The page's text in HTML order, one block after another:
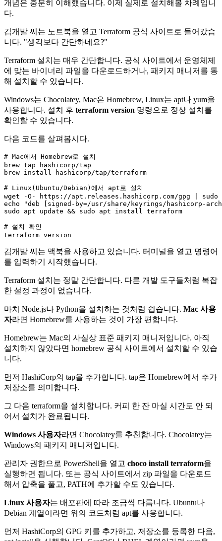
개념은 충분히 이해했습니다. 이제 실제로 설치해볼 차례입니
다.
김개발 씨는 노트북을 열고 Terraform 공식 사이트로 들어갔습
니다. "생각보다 간단하네요?"
Terraform 설치는 매우 간단합니다. 공식 사이트에서 운영체제
에 맞는 바이너리 파일을 다운로드하거나, 패키지 매니저를 통
해 설치할 수 있습니다.
Windows는 Chocolatey, Mac은 Homebrew, Linux는 apt나 yum을
사용합니다. 설치 후 terraform version 명령으로 정상 설치를
확인할 수 있습니다.
다음 코드를 살펴봅시다.
# Mac에서 Homebrew로 설치
brew tap hashicorp/tap
brew install hashicorp/tap/terraform
# Linux ( Ubuntu /Debian )에서 apt로 설치
wget -O-
https : //apt.releases.hashicorp.com/gpg |
echo
"deb [signed-by=/usr/share/keyrings/hashicorp-
sudo apt update && sudo apt install terraform
# 설치 확인
김개발 씨는 맥북을 사용하고 있습니다. 터미널을 열고 명령어
를 입력하기 시작했습니다.
Terraform 설치는 정말 간단합니다. 다른 개발 도구들처럼 복잡
한 설정 과정이 없습니다.
마치 Node.js나 Python을 설치하는 것처럼 쉽습니다. Mac 사용
자라면 Homebrew를 사용하는 것이 가장 편합니다.
Homebrew는 Mac의 사실상 표준 패키지 매니저입니다. 아직
설치하지 않았다면 homebrew 공식 사이트에서 설치할 수 있습
니다.
먼저 HashiCorp의 tap을 추가합니다. tap은 Homebrew에서 추가
저장소를 의미합니다.
그 다음 terraform을 설치합니다. 커피 한 잔 마실 시간도 안 되
어서 설치가 완료됩니다.
Windows 사용자라면 Chocolatey를 추천합니다. Chocolatey는
Windows의 패키지 매니저입니다.
관리자 권한으로 PowerShell을 열고 choco install terraform을
실행하면 됩니다. 또는 공식 사이트에서 zip 파일을 다운로드
해서 압축을 풀고, PATH에 추가할 수도 있습니다.
Linux 사용자는 배포판에 따라 조금씩 다릅니다. Ubuntu나
Debian 계열이라면 위의 코드처럼 apt를 사용합니다.
먼저 HashiCorp의 GPG 키를 추가하고, 저장소를 등록한 다음,